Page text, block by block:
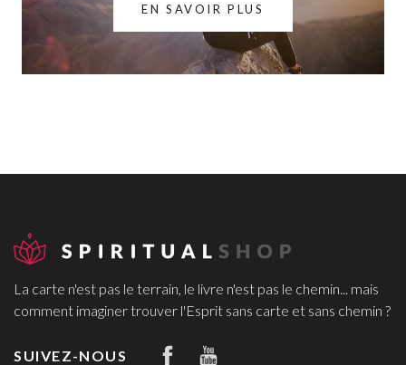
EN SAVOIR PLUS
La carte n'est pas le terrain, le livre n'est pas le chemin... mais
comment imaginer trouver l'Esprit sans carte et sans chemin ?
SUIVEZ-NOUS